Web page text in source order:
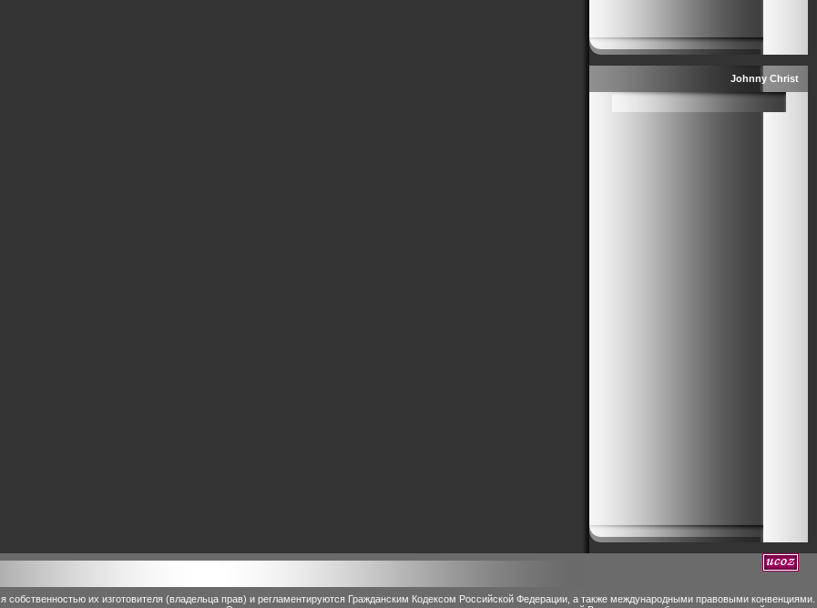
Johnny Christ
их изготовителя (владельца прав) и регламентируются Гражданским Кодексом Российской Федерации, а также международными правовыми конвенциями.